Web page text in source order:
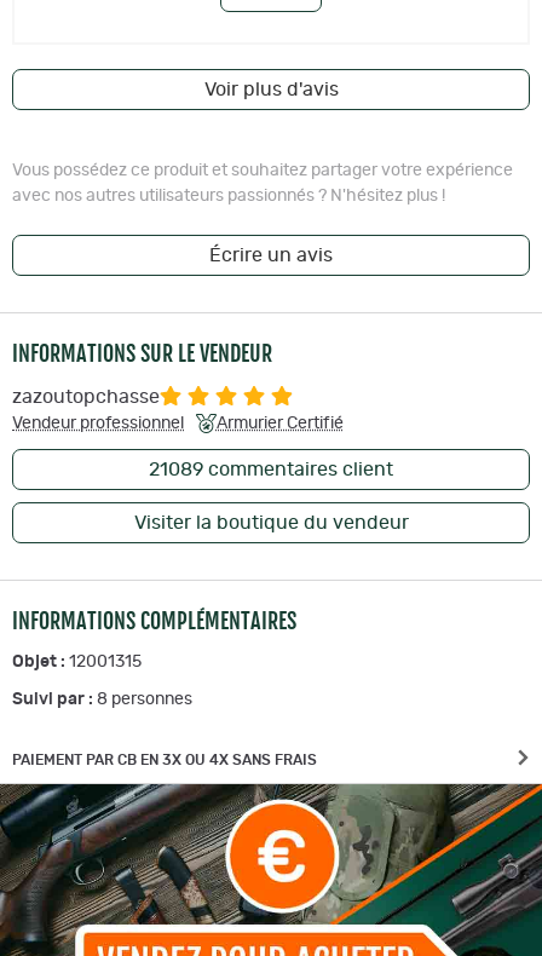
Voir plus d'avis
Vous possédez ce produit et souhaitez partager votre expérience
avec nos autres utilisateurs passionnés ? N'hésitez plus !
Écrire un avis
INFORMATIONS SUR LE VENDEUR
zazoutopchasse
Vendeur professionnel Armurier Certifié
21089 commentaires client
Visiter la boutique du vendeur
INFORMATIONS COMPLÉMENTAIRES
Objet : 12001315
Suivi par : 8 personnes
PAIEMENT PAR CB EN 3X OU 4X SANS FRAIS